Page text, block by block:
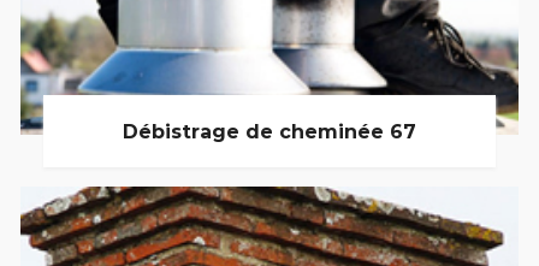
Débistrage de cheminée 67